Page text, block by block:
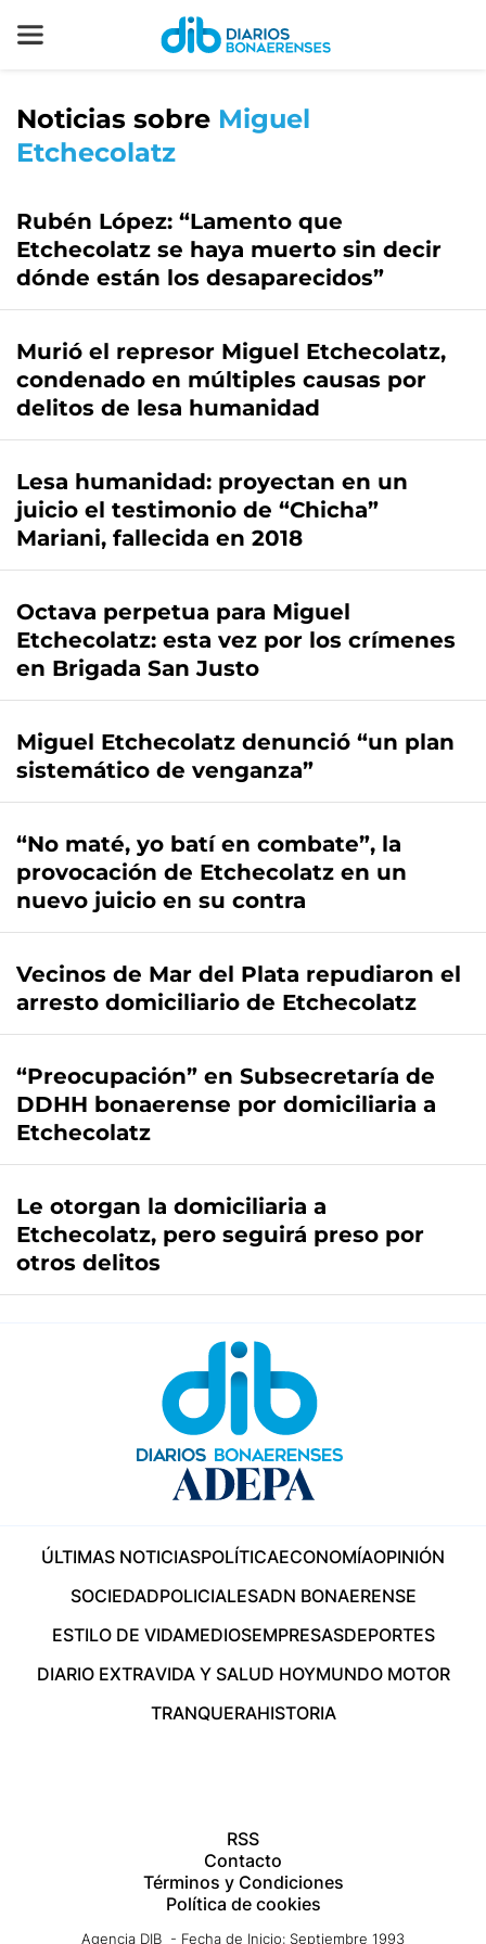
Noticias sobre Miguel
Etchecolatz
Rubén López: “Lamento que
Etchecolatz se haya muerto sin decir
dónde están los desaparecidos”
Murió el represor Miguel Etchecolatz,
condenado en múltiples causas por
delitos de lesa humanidad
Lesa humanidad: proyectan en un
juicio el testimonio de “Chicha”
Mariani, fallecida en 2018
Octava perpetua para Miguel
Etchecolatz: esta vez por los crímenes
en Brigada San Justo
Miguel Etchecolatz denunció “un plan
sistemático de venganza”
“No maté, yo batí en combate”, la
provocación de Etchecolatz en un
nuevo juicio en su contra
Vecinos de Mar del Plata repudiaron el
arresto domiciliario de Etchecolatz
“Preocupación” en Subsecretaría de
DDHH bonaerense por domiciliaria a
Etchecolatz
Le otorgan la domiciliaria a
Etchecolatz, pero seguirá preso por
otros delitos
ÚLTIMAS NOTICIASPOLÍTICAECONOMÍAOPINIÓN
SOCIEDADPOLICIALESADN BONAERENSE
ESTILO DE VIDAMEDIOSEMPRESASDEPORTES
DIARIO EXTRAVIDA Y SALUD HOYMUNDO MOTOR
TRANQUERAHISTORIA
RSS
Contacto
Términos y Condiciones
Política de cookies
Agencia DIB - Fecha de Inicio: Septiembre 1993